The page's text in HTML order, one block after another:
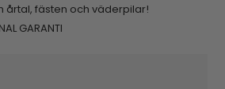
årtal, fästen och väderpilar!
GARANTI